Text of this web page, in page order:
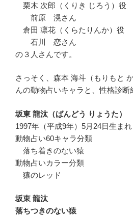
栗木 次郎（くりき じろう）役
前原 滉さん
倉田 凛花（くらたりんか）役
石川 恋さん
の３人さんです。
さっそく、森本 海斗（もりもと
んの動物占いキャラと、性格診断
坂東 龍汰（ばんどう りょうた）
1997年（平成9年）5月24日生まれ
動物占い60キャラ分類
落ち着きのない猿
動物占いカラー分類
猿のレッド
坂東 龍汰
落ちつきのない猿